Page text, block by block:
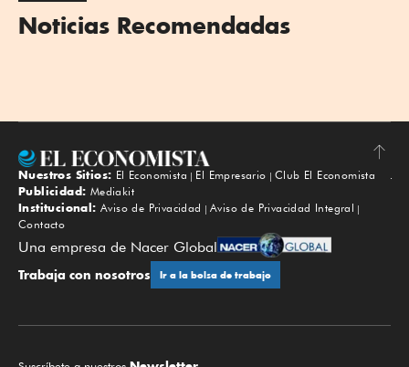
Noticias Recomendadas
Subir
Nuestros Sitios: El Economista El Empresario
Club El Economista
Publicidad: Mediakit
Institucional: Aviso de Privacidad
Aviso de Privacidad Integral
Contacto
Una empresa de Nacer Global
Trabaja con nosotros Ir a la bolsa de trabajo